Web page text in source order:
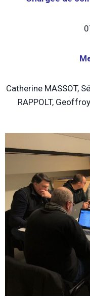
Catherine MASSOT,
RAPPOLT,